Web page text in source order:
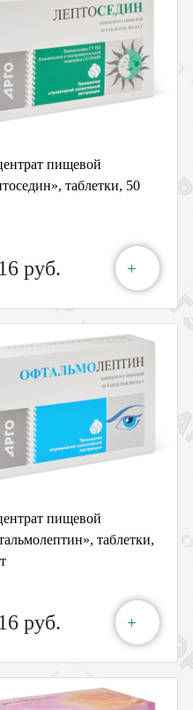
пищевой
таблетки, 50
руб. +
пищевой
таблетки,
руб. +